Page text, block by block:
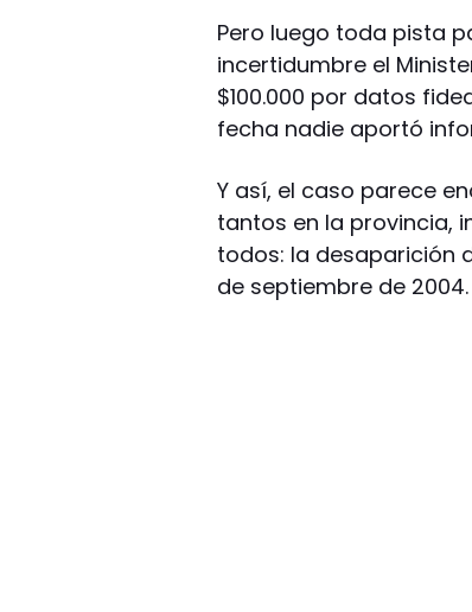
Pero luego toda pista
incertidumbre el
$100.000 por datos
fecha nadie aportó
Y así, el caso parece
tantos en la provincia,
todos: la desaparición
de septiembre de 2004.